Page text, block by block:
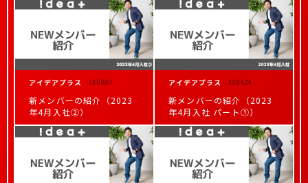
アイデアプラス 23.05.01
新メンバーの紹介（2023
年4月入社②）
アイデアプラス 23.04.24
新メンバーの紹介（2023
年4月入社 パート①）